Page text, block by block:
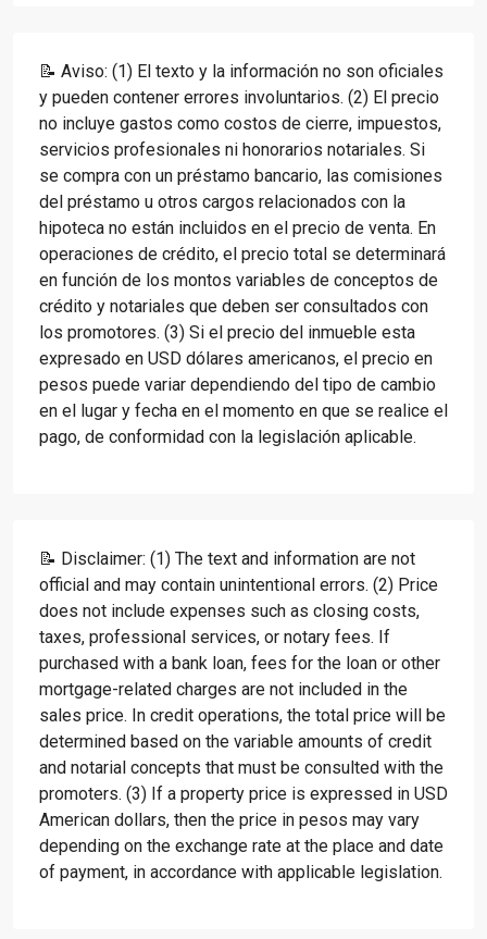
📝 Aviso: (1) El texto y la información no son oficiales
y pueden contener errores involuntarios. (2) El precio
no incluye gastos como costos de cierre, impuestos,
servicios profesionales ni honorarios notariales. Si
se compra con un préstamo bancario, las comisiones
del préstamo u otros cargos relacionados con la
hipoteca no están incluidos en el precio de venta. En
operaciones de crédito, el precio total se determinará
en función de los montos variables de conceptos de
crédito y notariales que deben ser consultados con
los promotores. (3) Si el precio del inmueble esta
expresado en USD dólares americanos, el precio en
pesos puede variar dependiendo del tipo de cambio
en el lugar y fecha en el momento en que se realice el
pago, de conformidad con la legislación aplicable.
📝 Disclaimer: (1) The text and information are not
official and may contain unintentional errors. (2) Price
does not include expenses such as closing costs,
taxes, professional services, or notary fees. If
purchased with a bank loan, fees for the loan or other
mortgage-related charges are not included in the
sales price. In credit operations, the total price will be
determined based on the variable amounts of credit
and notarial concepts that must be consulted with the
promoters. (3) If a property price is expressed in USD
American dollars, then the price in pesos may vary
depending on the exchange rate at the place and date
of payment, in accordance with applicable legislation.